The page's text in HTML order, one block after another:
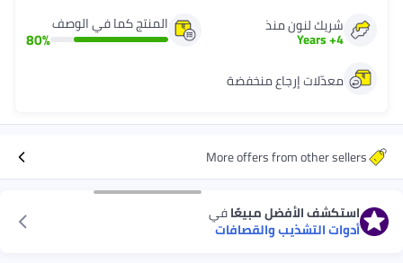
المنتج كما في الوصف
80 %
منخفضة
More offers
مبيعًافي